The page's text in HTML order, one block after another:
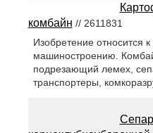
комбайн // 2611831
Изобретение относится
машиностроению.
подрезающий лемех,
транспортеры,